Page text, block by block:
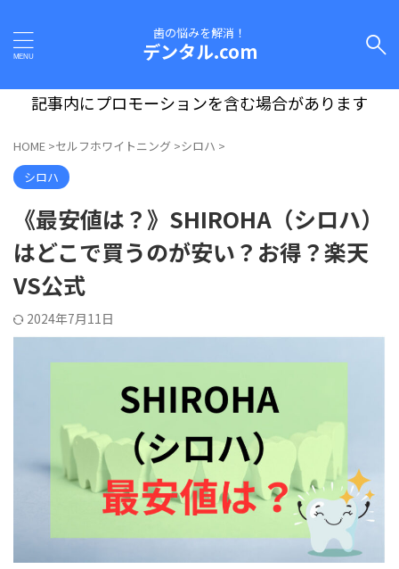
歯の悩みを解消！
デンタル.com
記事内にプロモーションを含む場合があります
HOME >セルフホワイトニング >シロハ >
シロハ
《最安値は？》SHIROHA（シロハ）
はどこで買うのが安い？お得？楽天
VS公式
2024年7月11日